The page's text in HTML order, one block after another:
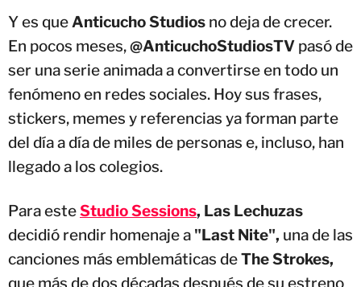
Y es que Anticucho Studios no deja de crecer.
En pocos meses,@AnticuchoStudiosTV pasó de
ser una serie animada a convertirse en todo un
fenómeno en redes sociales. Hoy sus frases,
stickers, memes y referencias ya forman parte
del día a día de miles de personas e, incluso, han
llegado a los colegios.
Para esteStudio Sessions, Las Lechuzas
decidió rendir homenaje a "Last Nite", una de las
canciones más emblemáticas deThe Strokes,
que más de dos décadas después de su estreno